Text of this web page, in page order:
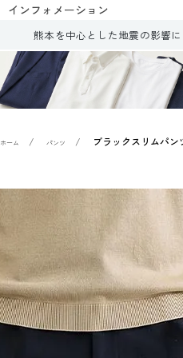
インフォメーション
熊本を中心とした地震の影響
ホーム パンツ ブラックスリムパン